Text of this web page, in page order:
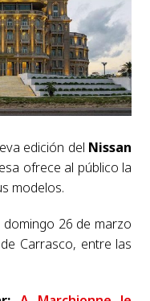
edición del Nissan
ofrece al público la
modelos.
26 de marzo
Carrasco, entre las